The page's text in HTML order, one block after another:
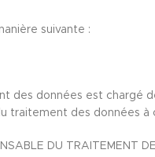
suivante :
des données est chargé
traitement des données à
DU TRAITEMENT